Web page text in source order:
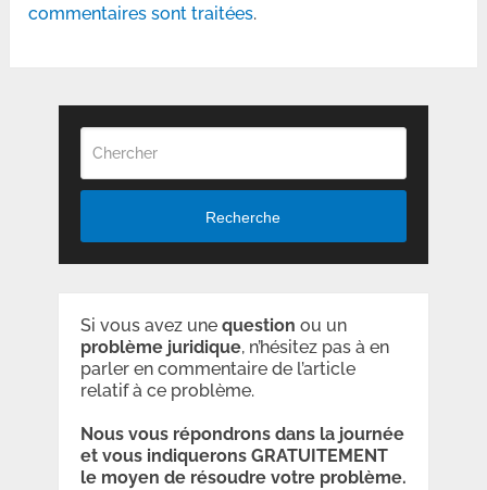
commentaires sont traitées.
Recherche
Si vous avez une question ou un
problème juridique, n’hésitez pas à en
parler en commentaire de l’article
relatif à ce problème.
Nous vous répondrons dans la journée
et vous indiquerons GRATUITEMENT
le moyen de résoudre votre problème.